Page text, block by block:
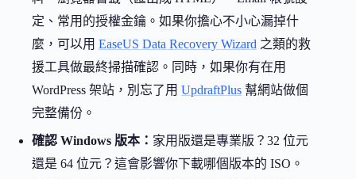
定、常用的授權金鑰。如果你擔心不小心漏掉什
麼，可以用 EaseUS Data Recovery Wizard 之類的救
援工具做最終掃描確認。同時，如果你有在用
WordPress 架站，別忘了用 UpdraftPlus 幫網站做個
完整備份。
確認 Windows 版本： 家用版還是專業版？32 位元
還是 64 位元？這會影響你下載哪個版本的 ISO。